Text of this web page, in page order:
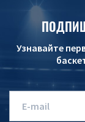
Узнавайте